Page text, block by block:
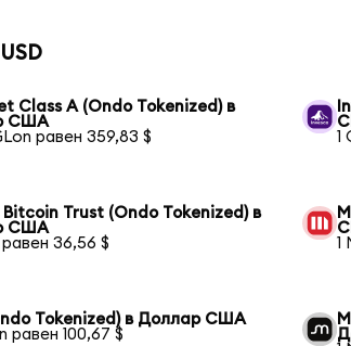
Class A (Ondo Tokenized) в
США
равен 359,83 $
1
Bitcoin Trust (Ondo Tokenized) в
США
равен 36,56 $
1
Tokenized) в Доллар США
равен 100,67 $